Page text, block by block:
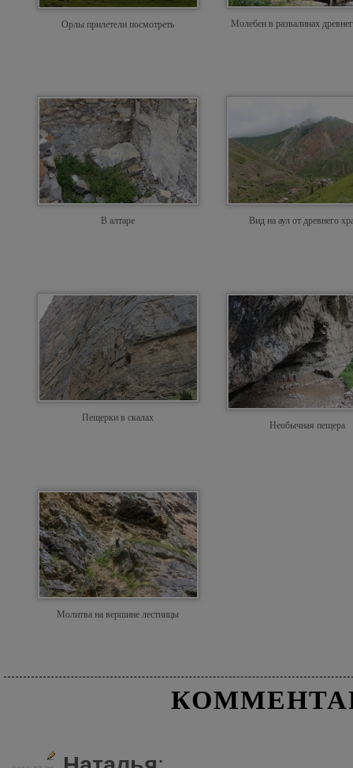
Орлы прилетели посмотреть Молебен в развалинах
В алтаре Вид на аул от древнего
Пещерки в скалах
Необычная пещера
Молитва на вершине лестницы